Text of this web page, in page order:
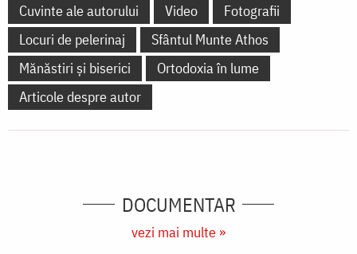
Cuvinte ale autorului Video
Fotografii
Locuri de pelerinaj
Sfântul Munte Athos
Mănăstiri și biserici
Ortodoxia în lume
Articole despre autor
DOCUMENTAR
vezi mai multe »